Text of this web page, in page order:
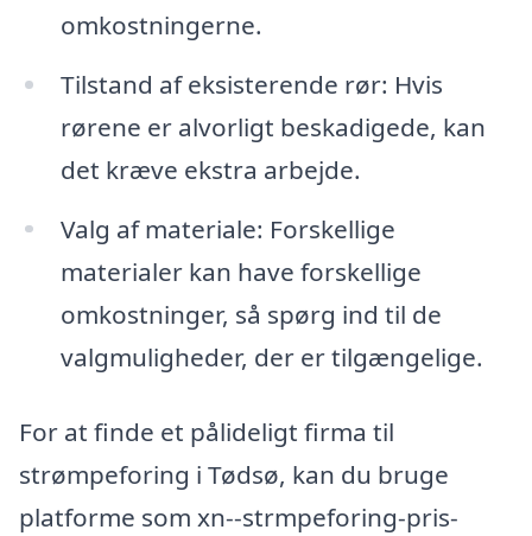
omkostningerne.
Tilstand af eksisterende rør: Hvis
rørene er alvorligt beskadigede, kan
det kræve ekstra arbejde.
Valg af materiale: Forskellige
materialer kan have forskellige
omkostninger, så spørg ind til de
valgmuligheder, der er tilgængelige.
For at finde et pålideligt firma til
strømpeforing i Tødsø, kan du bruge
platforme som xn--strmpeforing-pris-